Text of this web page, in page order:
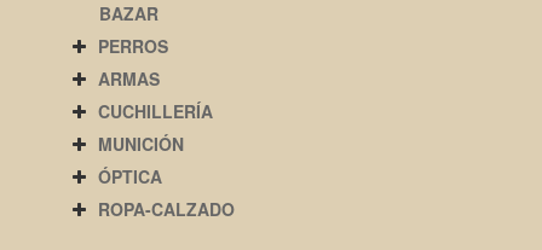
BAZAR
PERROS
ARMAS
CUCHILLERÍA
MUNICIÓN
ÓPTICA
ROPA-CALZADO